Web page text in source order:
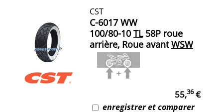
CST
C-6017 WW
100/80-10 TL58P roue
arrière, Roue avant WSW
55,36€
enregistrer et comparer